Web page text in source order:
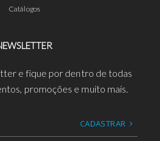
Catálogos
e fique por dentro de todas
promoções e muito mais.
CADASTRAR